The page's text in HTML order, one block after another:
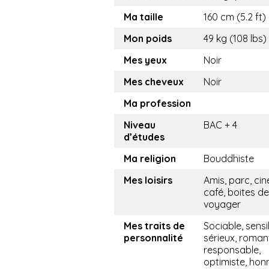
Ma taille
160 cm (5.2 ft)
Mon poids
49 kg (108 lbs)
Mes yeux
Noir
Mes cheveux
Noir
Ma profession
Niveau
d’études
BAC + 4
Ma religion
Bouddhiste
Mes loisirs
Amis, parc,
café, boites
voyager
Mes traits de
personnalité
Sociable,
sérieux,
responsable,
optimiste,